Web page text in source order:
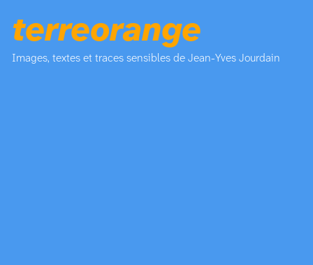
terreorange
Images, textes et traces sensibles de Jean-Yves Jourdain